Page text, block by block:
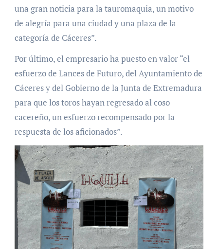
una gran noticia para la tauromaquia, un motivo
de alegría para una ciudad y una plaza de la
categoría de Cáceres”.
Por último, el empresario ha puesto en valor “el
esfuerzo de Lances de Futuro, del Ayuntamiento de
Cáceres y del Gobierno de la Junta de Extremadura
para que los toros hayan regresado al coso
cacereño, un esfuerzo recompensado por la
respuesta de los aficionados”.